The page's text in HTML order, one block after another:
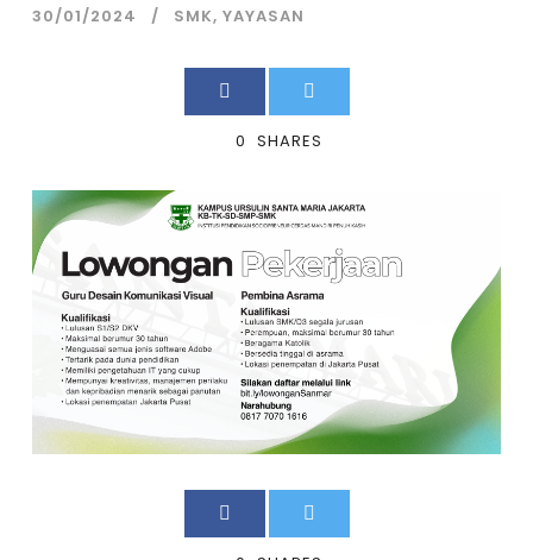
30/01/2024 SMK, YAYASAN
0 SHARES